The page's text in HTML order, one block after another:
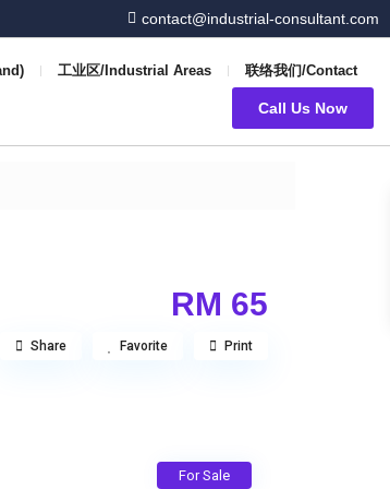
contact@industrial-consultant.com
工业区/Industrial Areas 联络我们/Contact
Call Us Now
RM 65
Share Favorite Print
For Sale